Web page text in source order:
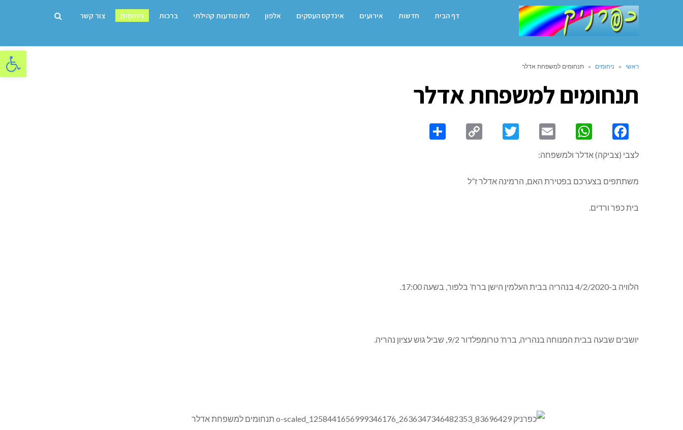
פתח
דף הבית חדשות אירועים אינדקס העסקים אלפון לוח מודעות קהילתי ברכות ניחומים צור קשר
ראשי » ניחומים » תנחומים למשפחת אדלר
תנחומים למשפחת אדלר
Facebook
WhatsApp
Email
Twitter
Copy
לצבי (צביקה) אדלר ולמשפחה:
משתתפים בצערכם בפטירת האם, הרמינה אדלר ז”ל
בית כפר ורדים.
הלוויה ב-4/2/2020 בנהריה בבית העלמין הישן ברח’ בלפור, בשעה 17:00.
יושבים שבעה בבית המנוחה בנהריה, ברח’ טרומפלדור 9/2, שביל גוש עציון נהריה.